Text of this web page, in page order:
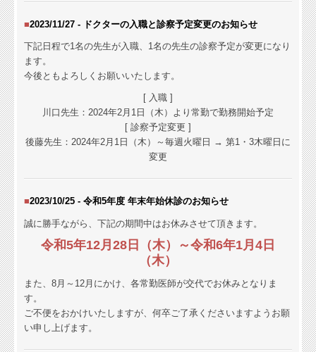
■2023/11/27 - ドクターの入職と診察予定変更のお知らせ
下記日程で1名の先生が入職、1名の先生の診察予定が変更になり
ます。
今後ともよろしくお願いいたします。
[ 入職 ]
川口先生：2024年2月1日（木）
より常勤で勤務開始予定
[ 診察予定変更 ]
後藤先生：2024年2月1日（木）～毎週火曜日 → 第1・3木曜日に
変更
■2023/10/25 - 令和5年度 年末年始休診のお知らせ
誠に勝手ながら、下記の期間中はお休みさせて頂きます。
令和5年12月28日（木）～令和6年1月4日
（木）
また、8月～12月にかけ、各常勤医師が交代でお休みとなりま
す。
ご不便をおかけいたしますが、何卒ご了承くださいますようお願
い申し上げます。